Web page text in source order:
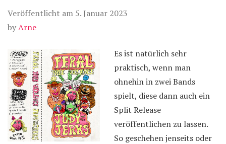
Veröffentlicht am 5. Januar 2023
byArne
Es ist natürlich sehr
praktisch, wenn man
ohnehin in zwei Bands
spielt, diese dann auch ein
Split Release
veröffentlichen zu lassen.
So geschehen jenseits oder